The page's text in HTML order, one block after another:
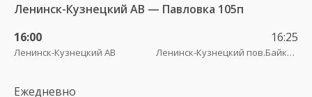
Ленинск-Кузнецкий АВ — Павловка 105п
16:00
Ленинск-Кузнецкий АВ
16:25
Ленинск-Кузнецкий пов.Байкаим
Ежедневно